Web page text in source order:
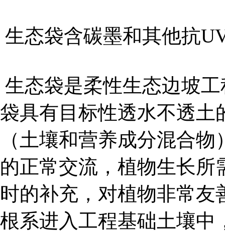
生态袋含碳墨和其他抗
生态袋是柔性生态边坡
袋具有目标性透水不透土
（土壤和营养成分混合
的正常交流，植物生长
时的补充，对植物非常
根系进入工程基础土壤中